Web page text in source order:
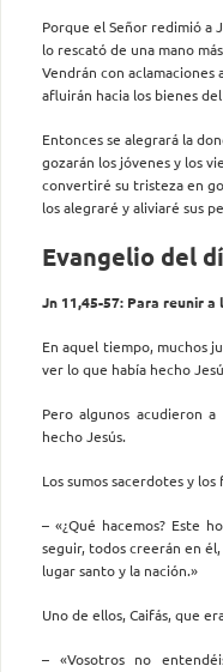
Porque el Señor redimió a
lo rescató de una mano
Vendrán con aclamaciones
afluirán hacia los bienes
Entonces se alegrará la
gozarán los jóvenes y los
convertiré su tristeza en
los alegraré y aliviaré sus
Evangelio del
Jn 11,45-57: Para reunir a
En aquel tiempo, muchos
ver lo que había hecho
Pero algunos acudieron
hecho Jesús.
Los sumos sacerdotes y
– «¿Qué hacemos? Este
seguir, todos creerán en
lugar santo y la nación.»
Uno de ellos, Caifás, que
– «Vosotros no